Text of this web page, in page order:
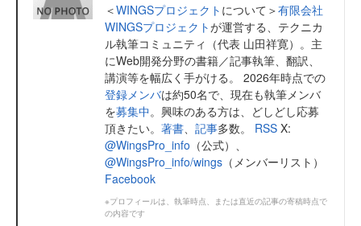
＜WINGSプロジェクト について＞有限会社
WINGSプロジェクトが運営する、テクニカ
ル執筆コミュニティ（代表 山田祥寛）。主
にWeb開発分野の書籍／記事執筆、翻訳、
講演等を幅広く手がける。 2026年時点での
登録メンバは約50名で、現在も執筆メンバ
を募集中。興味のある方は、どしどし応募
頂きたい。 著書 記事多数。 RSS X:
@WingsPro_info （公式）、
@WingsPro_info/wings （メンバーリスト）
Facebook
※プロフィールは、執筆時点、または直近の記事の寄稿時点で
の内容です